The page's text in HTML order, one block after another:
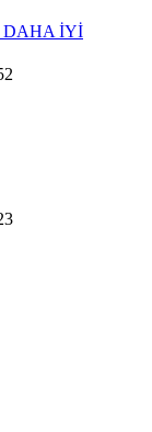
DAHA İYİ